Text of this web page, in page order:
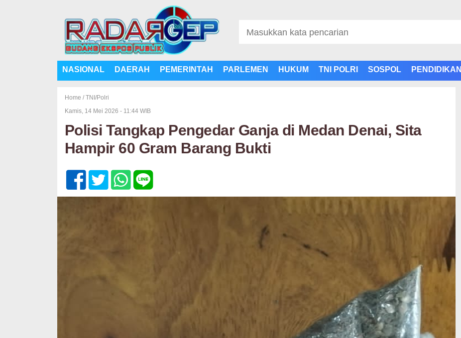
NASIONAL DAERAH PEMERINTAH PARLEMEN HUKUM TNI POLRI SOSPOL PENDIDIKAN
Home / TNI/Polri
Kamis, 14 Mei 2026 - 11:44 WIB
Polisi Tangkap Pengedar Ganja di Medan Denai, Sita
Hampir 60 Gram Barang Bukti